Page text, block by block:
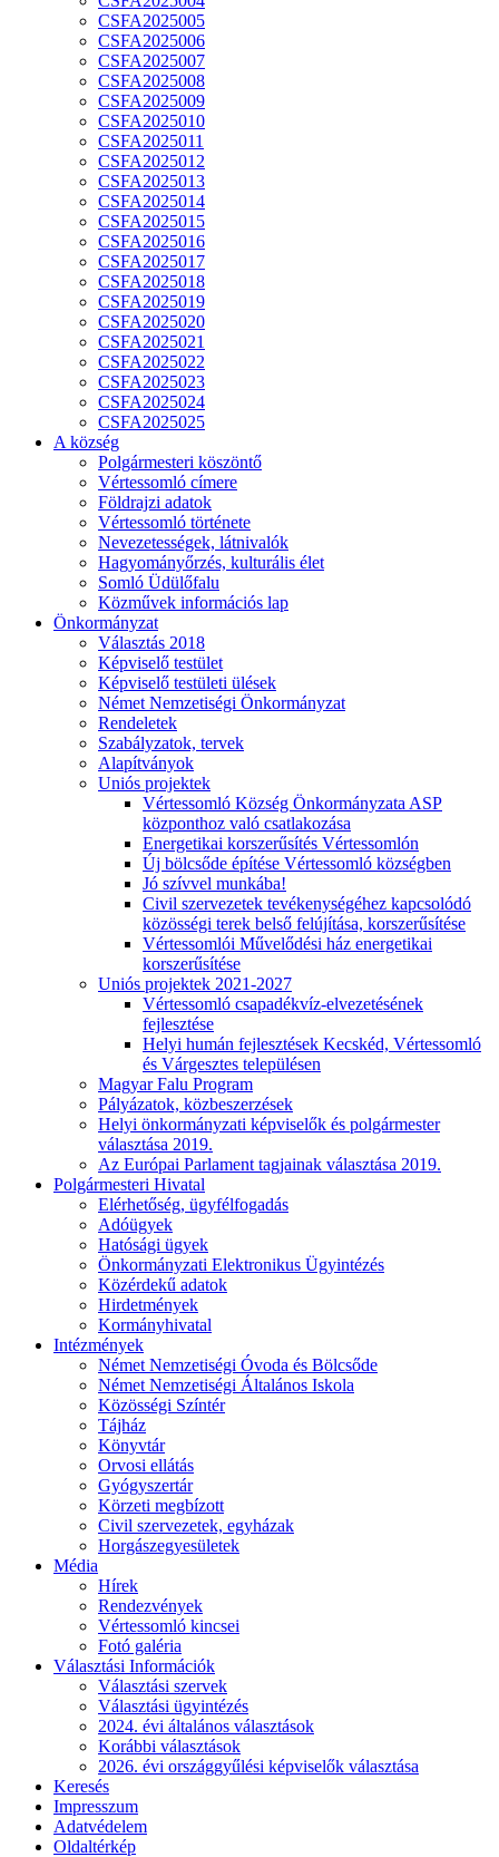
CSFA2025005
CSFA2025006
CSFA2025007
CSFA2025008
CSFA2025009
CSFA2025010
CSFA2025011
CSFA2025012
CSFA2025013
CSFA2025014
CSFA2025015
CSFA2025016
CSFA2025017
CSFA2025018
CSFA2025019
CSFA2025020
CSFA2025021
CSFA2025022
CSFA2025023
CSFA2025024
CSFA2025025
A község
Polgármesteri köszöntő
Vértessomló címere
Földrajzi adatok
Vértessomló története
Nevezetességek, látnivalók
Hagyományőrzés, kulturális élet
Somló Üdülőfalu
Közművek információs lap
Önkormányzat
Választás 2018
Képviselő testület
Képviselő testületi ülések
Német Nemzetiségi Önkormányzat
Rendeletek
Szabályzatok, tervek
Alapítványok
Uniós projektek
Vértessomló Község Önkormányzata ASP
központhoz való csatlakozása
Energetikai korszerűsítés Vértessomlón
Új bölcsőde építése Vértessomló községben
Jó szívvel munkába!
Civil szervezetek tevékenységéhez kapcsolódó
közösségi terek belső felújítása, korszerűsítése
Vértessomlói Művelődési ház energetikai
korszerűsítése
Uniós projektek 2021-2027
Vértessomló csapadékvíz-elvezetésének
fejlesztése
Helyi humán fejlesztések Kecskéd, Vértessomló
és Várgesztes településen
Magyar Falu Program
Pályázatok, közbeszerzések
Helyi önkormányzati képviselők és polgármester
választása 2019.
Az Európai Parlament tagjainak választása 2019.
Polgármesteri Hivatal
Elérhetőség, ügyfélfogadás
Adóügyek
Hatósági ügyek
Önkormányzati Elektronikus Ügyintézés
Közérdekű adatok
Hirdetmények
Kormányhivatal
Intézmények
Német Nemzetiségi Óvoda és Bölcsőde
Német Nemzetiségi Általános Iskola
Közösségi Színtér
Tájház
Könyvtár
Orvosi ellátás
Gyógyszertár
Körzeti megbízott
Civil szervezetek, egyházak
Horgászegyesületek
Média
Hírek
Rendezvények
Vértessomló kincsei
Fotó galéria
Választási Információk
Választási szervek
Választási ügyintézés
2024. évi általános választások
Korábbi választások
2026. évi országgyűlési képviselők választása
Keresés
Impresszum
Adatvédelem
Oldaltérkép